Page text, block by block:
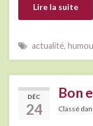
Lire la suite
actualité,
DÉC
24
Bon
Classé